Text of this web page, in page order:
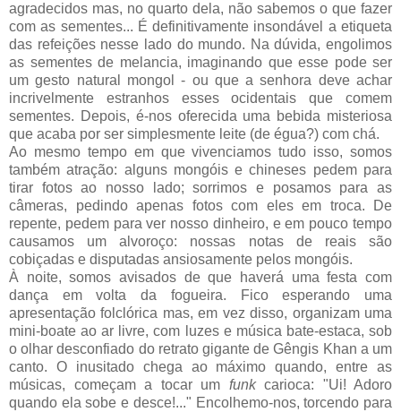
agradecidos mas, no quarto dela, não sabemos o que fazer
com as sementes... É definitivamente insondável a etiqueta
das refeições nesse lado do mundo. Na dúvida, engolimos
as sementes de melancia, imaginando que esse pode ser
um gesto natural mongol - ou que a senhora deve achar
incrivelmente estranhos esses ocidentais que comem
sementes. Depois, é-nos oferecida uma bebida misteriosa
que acaba por ser simplesmente leite (de égua?) com chá.
Ao mesmo tempo em que vivenciamos tudo isso, somos
também atração: alguns mongóis e chineses pedem para
tirar fotos ao nosso lado; sorrimos e posamos para as
câmeras, pedindo apenas fotos com eles em troca. De
repente, pedem para ver nosso dinheiro, e em pouco tempo
causamos um alvoroço: nossas notas de reais são
cobiçadas e disputadas ansiosamente pelos mongóis.
À noite, somos avisados de que haverá uma festa com
dança em volta da fogueira. Fico esperando uma
apresentação folclórica mas, em vez disso, organizam uma
mini-boate ao ar livre, com luzes e música bate-estaca, sob
o olhar desconfiado do retrato gigante de Gêngis Khan a um
canto. O inusitado chega ao máximo quando, entre as
músicas, começam a tocar um funkcarioca: "Ui! Adoro
quando ela sobe e desce!..." Encolhemo-nos, torcendo para